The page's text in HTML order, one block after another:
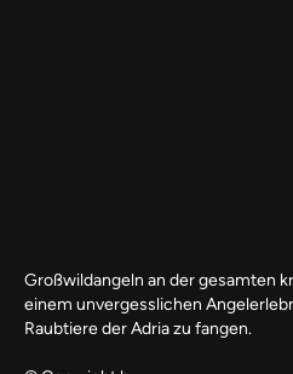
Großwildangeln an der gesamten
einem unvergesslichen
Raubtiere der Adria zu fangen.